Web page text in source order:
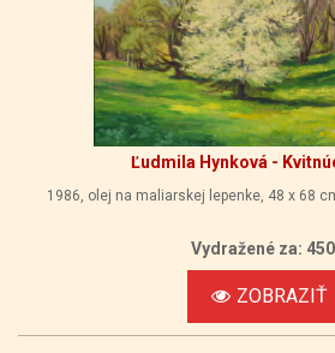
Ľudmila Hynková -
1986, olej na maliarskej lepenke, 48 x 68
Vydražené za:
ZOBRAZIŤ